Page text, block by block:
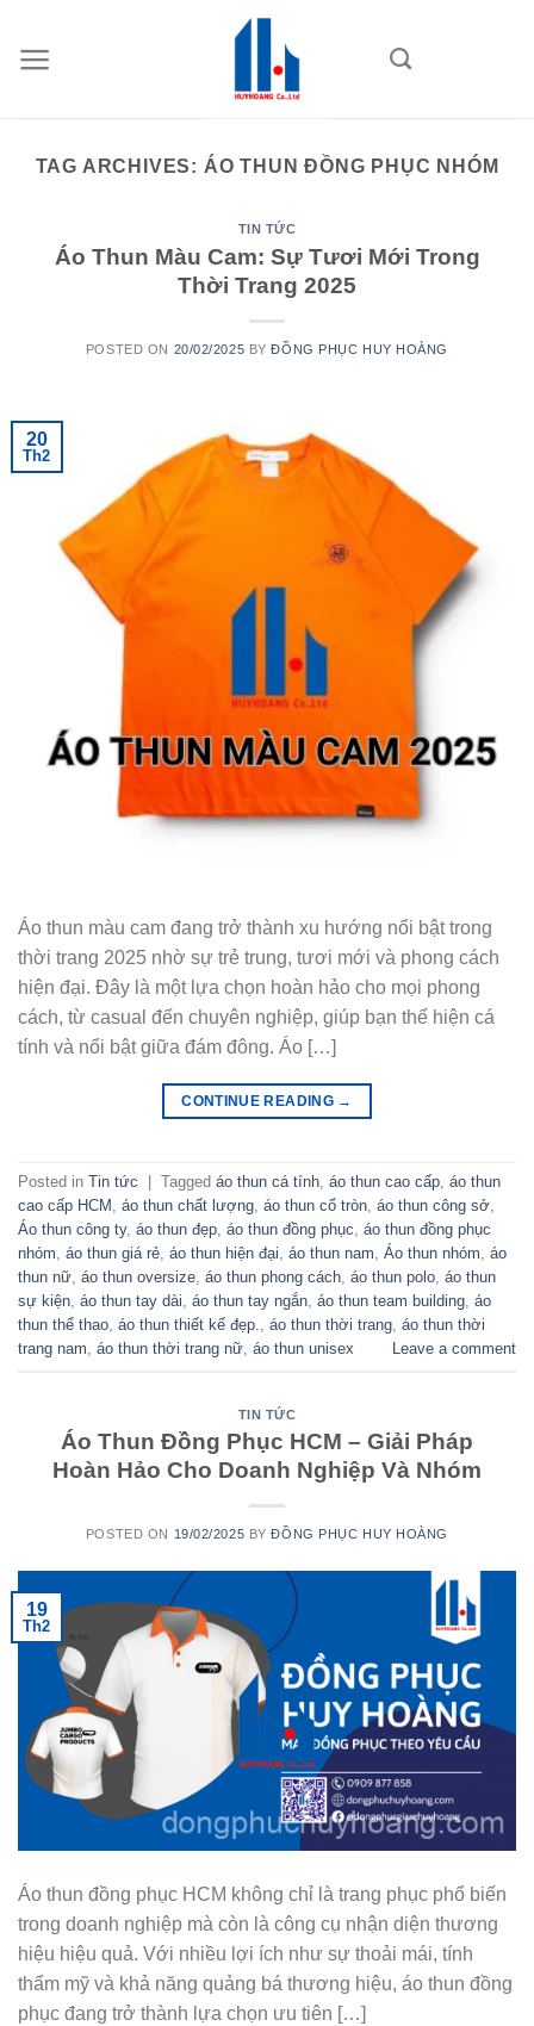
content
TAG ARCHIVES: ÁO THUN ĐỒNG PHỤC NHÓM
TIN TỨC
Áo Thun Màu Cam: Sự Tươi Mới Trong
Thời Trang 2025
POSTED ON 20/02/2025 BYĐỒNG PHỤC HUY HOÀNG
20
Th2
Áo thun màu cam đang trở thành xu hướng nổi bật trong
thời trang 2025 nhờ sự trẻ trung, tươi mới và phong cách
hiện đại. Đây là một lựa chọn hoàn hảo cho mọi phong
cách, từ casual đến chuyên nghiệp, giúp bạn thể hiện cá
tính và nổi bật giữa đám đông. Áo […]
CONTINUE READING →
Posted in Tin tức Tagged áo thun cá tính áo thun cao cấp áo thun
cao cấp HCM
áo thun chất lượng áo thun cổ tròn áo thun công sở
Áo thun công ty, áo thun đẹp áo thun đồng phục áo thun đồng phục
nhóm áo thun giá rẻ áo thun hiện đại áo thun nam Áo thun nhóm áo
thun nữ áo thun oversize áo thun phong cách áo thun polo áo thun
sự kiện áo thun tay dài áo thun tay ngắn áo thun team building áo
thun thể thao áo thun thiết kế đẹp. áo thun thời trang áo thun thời
trang nam áo thun thời trang nữ áo thun unisex Leave a comment
TIN TỨC
Áo Thun Đồng Phục HCM – Giải Pháp
Hoàn Hảo Cho Doanh Nghiệp Và Nhóm
POSTED ON 19/02/2025 BYĐỒNG PHỤC HUY HOÀNG
19
Th2
Áo thun đồng phục HCM không chỉ là trang phục phổ biến
trong doanh nghiệp mà còn là công cụ nhận diện thương
hiệu hiệu quả. Với nhiều lợi ích như sự thoải mái, tính
thẩm mỹ và khả năng quảng bá thương hiệu, áo thun đồng
phục đang trở thành lựa chọn ưu tiên […]